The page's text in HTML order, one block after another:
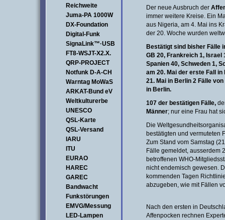
Reichweite
Juma-PA 1000W
DX-Foundation
Digital-Funk
SignaLink™·USB
FT8-WSJT-X2.X.
QRP-PROJECT
Notfunk D-A-CH
Warntag MoWaS
ARKAT-Bund eV
Weltkulturerbe
UNESCO
QSL-Karte
QSL-Versand
IARU
ITU
EURAO
HAREC
GAREC
Bandwacht
Funkstörungen
EMVG/Messung
LED-Lampen
Der neue Ausbruch der
immer weitere Kreise. Ein
aus Nigeria, am 4. Mai ins
der 20. Woche wurden
Bestätigt sind bisher Fälle
GB 20, Frankreich 1, Israel
Spanien 40, Schweden 1,
am 20. Mai der erste Fall
21. Mai in Berlin 2 Fälle
in Berlin.
107 der bestätigen Fälle,
Männer; nur eine Frau hat
Die
bestätigten und vermuteten
Zum Stand vom Samstag
Fälle gemeldet, ausserdem
betroffenen WHO-
nicht endemisch gewesen.
kommenden Tagen
abzugeben, wie mit Fällen
Nach den ersten in
Affenpocken rechnen